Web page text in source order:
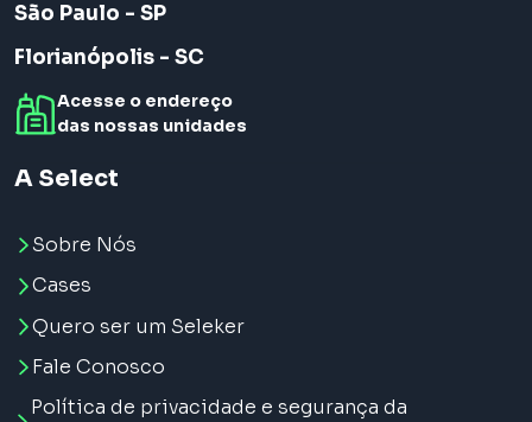
São Paulo - SP
Florianópolis - SC
Acesse o endereço
das nossas unidades
A Select
Sobre Nós
Cases
Quero ser um Seleker
Fale Conosco
Política de privacidade e segurança da